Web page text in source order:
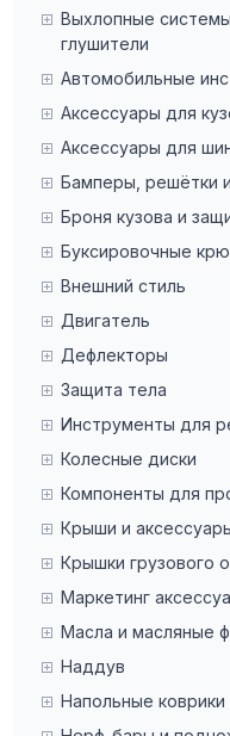
Выхлопные
глушители
Автомобильные
Аксессуары для
Аксессуары для
Бамперы, решётки
Броня кузова и
Буксировочные
Внешний стиль
Двигатель
Дефлекторы
Защита тела
Инструменты для
Колесные диски
Компоненты для
Крыши и
Крышки грузового
Маркетинг
Масла и масляные
Наддув
Напольные коврики